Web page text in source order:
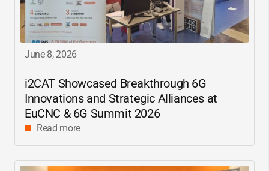
June 8, 2026
i2CAT Showcased Breakthrough 6G
Innovations and Strategic Alliances at
EuCNC & 6G Summit 2026
Read more